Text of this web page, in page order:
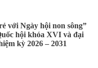
với Ngày hội non sông”
hội khóa XVI và đại
kỳ 2026 – 2031